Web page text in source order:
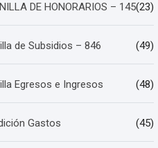
DE HONORARIOS – 145(23)
de Subsidios – 846 (49)
Egresos e Ingresos (48)
Gastos (45)